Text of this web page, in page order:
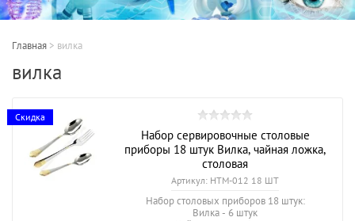
Главная > вилка
вилка
Скидка
Набор сервировочные столовые
приборы 18 штук Вилка, чайная ложка,
столовая
Артикул: HTM-012 18 ШТ
Набор столовых приборов 18 штук:
Вилка - 6 штук